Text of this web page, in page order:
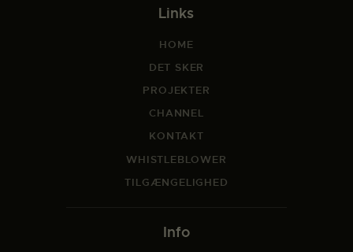
Links
HOME
DET SKER
PROJEKTER
CHANNEL
KONTAKT
WHISTLEBLOWER
TILGÆNGELIGHED
Info